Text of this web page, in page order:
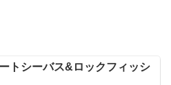
トシーバス&ロックフィッシ